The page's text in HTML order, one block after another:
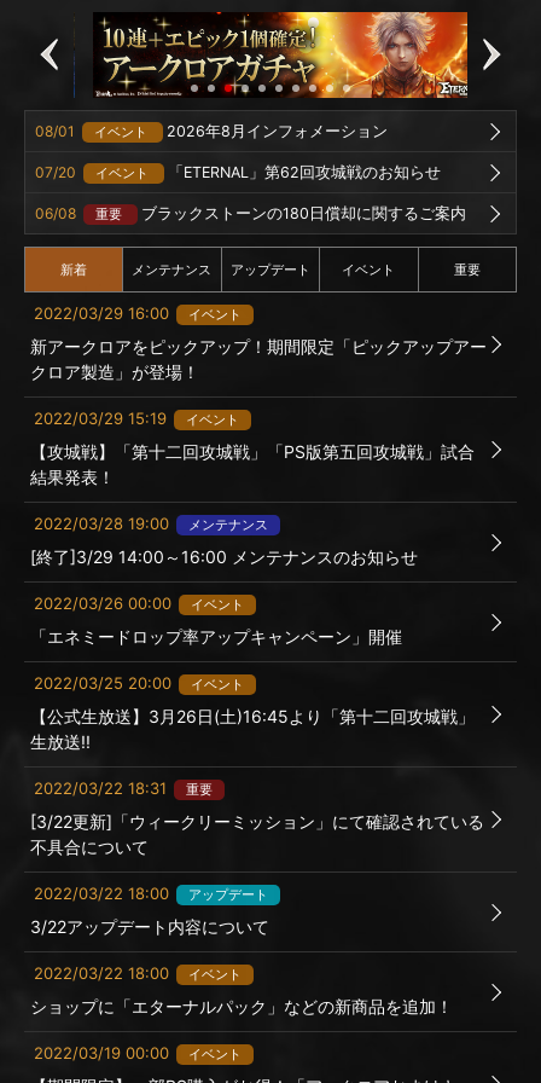
08/01 イベント 2026年8月インフォメーション
07/20 イベント 「ETERNAL」第62回攻城戦のお知らせ
06/08 重要 ブラックストーンの180日償却に関するご案内
新着 メンテナンス アップデート イベント 重要
2022/03/29 16:00 イベント
新アークロアをピックアップ！期間限定「ピックアップアー
クロア製造」が登場！
2022/03/29 15:19 イベント
【攻城戦】「第十二回攻城戦」「PS版第五回攻城戦」試合
結果発表！
2022/03/28 19:00 メンテナンス
[終了]3/29 14:00～16:00 メンテナンスのお知らせ
2022/03/26 00:00 イベント
「エネミードロップ率アップキャンペーン」開催
2022/03/25 20:00 イベント
【公式生放送】3月26日(土)16:45より「第十二回攻城戦」
生放送!!
2022/03/22 18:31 重要
[3/22更新]「ウィークリーミッション」にて確認されている
不具合について
2022/03/22 18:00 アップデート
3/22アップデート内容について
2022/03/22 18:00 イベント
ショップに「エターナルパック」などの新商品を追加！
2022/03/19 00:00 イベント